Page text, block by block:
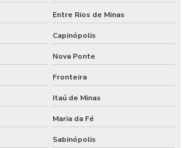
Entre Rios de Minas
Capinópolis
Nova Ponte
Fronteira
Itaú de Minas
Maria da Fé
Sabinópolis